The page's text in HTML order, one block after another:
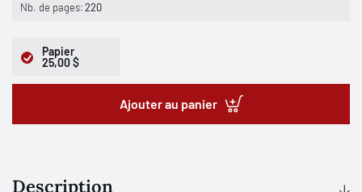
Nb. de pages:220
Papier
25,00 $
Ajouter au panier
Description